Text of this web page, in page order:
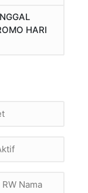
HARI